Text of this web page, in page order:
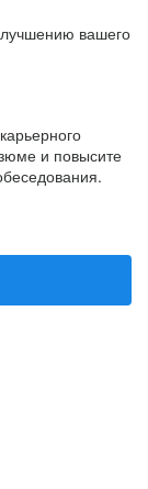
вашего
и повысите